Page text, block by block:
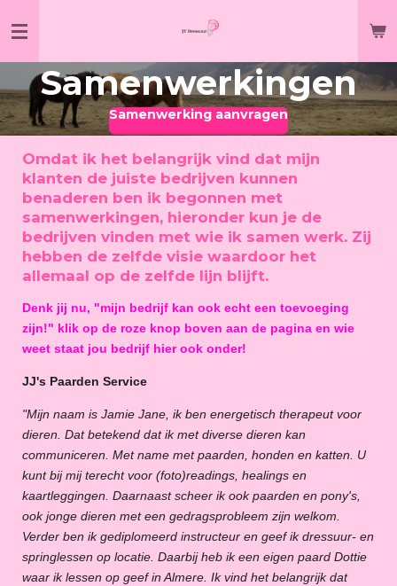
direct
hoofdinhoud
Samenwerkingen
Samenwerking aanvragen
Omdat ik het belangrijk vind dat mijn
klanten de juiste bedrijven kunnen
benaderen ben ik begonnen met
samenwerkingen, hieronder kun je de
bedrijven vinden met wie ik samen werk. Zij
hebben de zelfde visie waardoor het
allemaal op de zelfde lijn blijft.
Denk jij nu, "mijn bedrijf kan ook echt een toevoeging
zijn!" klik op de roze knop boven aan de pagina en wie
weet staat jou bedrijf hier ook onder!
JJ's Paarden Service
"Mijn naam is Jamie Jane, ik ben energetisch therapeut voor
dieren. Dat betekend dat ik met diverse dieren kan
communiceren. Met name met paarden, honden en katten. U
kunt bij mij terecht voor (foto)readings, healings en
kaartleggingen. Daarnaast scheer ik ook paarden en pony's,
ook jonge dieren met een gedragsprobleem zijn welkom.
Verder ben ik gediplomeerd instructeur en geef ik dressuur- en
springlessen op locatie. Daarbij heb ik een eigen paard Dottie
waar ik lessen op geef in Almere. Ik vind het belangrijk dat